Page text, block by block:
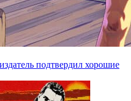
подтвердил хорошие